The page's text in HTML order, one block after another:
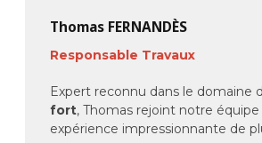
Thomas FERNANDÈS
Responsable Travaux
Expert reconnu dans le domaine
fort, Thomas rejoint notre
expérience impressionnante de